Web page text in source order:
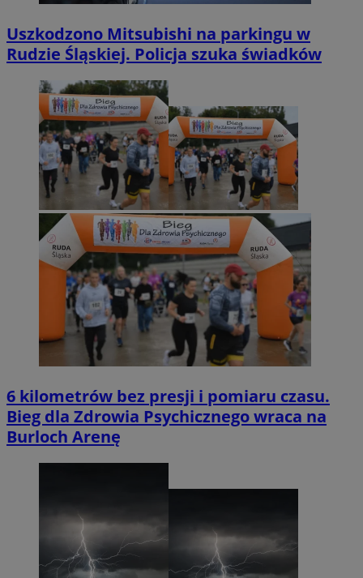
Uszkodzono Mitsubishi na parkingu w
Rudzie Śląskiej. Policja szuka świadków
6 kilometrów bez presji i pomiaru czasu.
Bieg dla Zdrowia Psychicznego wraca na
Burloch Arenę